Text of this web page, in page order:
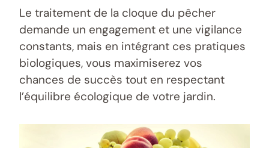
Le traitement de la cloque du pêcher
demande un engagement et une vigilance
constants, mais en intégrant ces pratiques
biologiques, vous maximiserez vos
chances de succès tout en respectant
l’équilibre écologique de votre jardin.